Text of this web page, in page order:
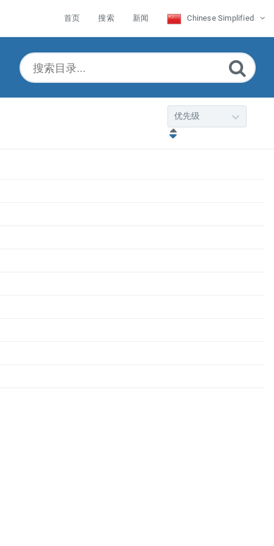
首页 搜索 新闻 Chinese Simplified